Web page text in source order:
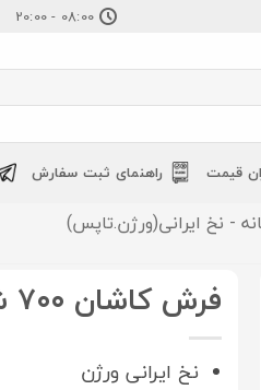
08:00 - 20:00
قیمت راهنمای ثبت سفارش
فرش کاشان ۷۰۰ شانه نیلوفر آبی
نخ ایرانی ورژن